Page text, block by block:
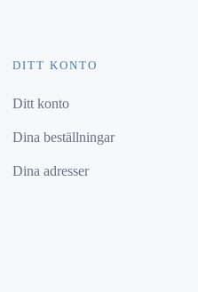
DITT KONTO
Ditt konto
Dina beställningar
Dina adresser